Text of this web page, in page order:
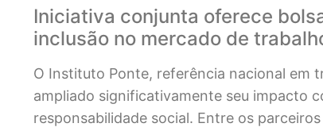
Iniciativa conjunta oferece
inclusão no mercado de
O Instituto Ponte, referência nacional em
ampliado significativamente seu impacto
responsabilidade social. Entre os